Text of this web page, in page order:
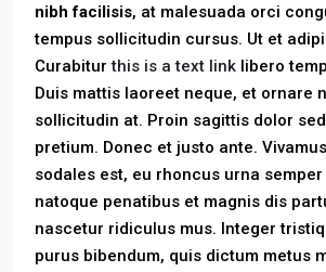
nibh facilisis, at malesuada orci
tempus sollicitudin cursus. Ut et
Curabiturthis is a text link libero
Duis mattis laoreet neque, et ornare
sollicitudin at. Proin sagittis dolor
pretium. Donec et justo ante.
sodales est, eu rhoncus urna
natoque penatibus et magnis dis
nascetur ridiculus mus. Integer
purus bibendum, quis dictum metus